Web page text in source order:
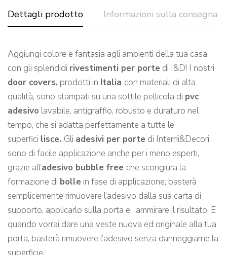
Dettagli prodotto Informazioni sulla consegna
Aggiungi colore e fantasia agli ambienti della tua casa
con gli splendidi rivestimenti per porte di I&D! I nostri
door covers, prodotti in Italia con materiali di alta
qualità, sono stampati su una sottile pellicola di pvc
adesivo lavabile, antigraffio, robusto e duraturo nel
tempo, che si adatta perfettamente a tutte le
superfici lisce. Gli adesivi per porte di Interni&Decori
sono di facile applicazione anche per i meno esperti,
grazie all’adesivo bubble free che scongiura la
formazione di bolle in fase di applicazione; basterà
semplicemente rimuovere l’adesivo dalla sua carta di
supporto, applicarlo sulla porta e…ammirare il risultato. E
quando vorrai dare una veste nuova ed originale alla tua
porta, basterà rimuovere l’adesivo senza danneggiarne la